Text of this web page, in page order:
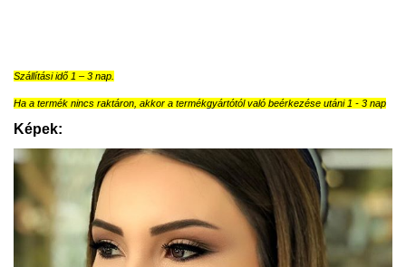
Szállítási idő 1 – 3 nap.
Ha a termék nincs raktáron, akkor a termékgyártótól való beérkezése utáni 1 - 3 nap
Képek: